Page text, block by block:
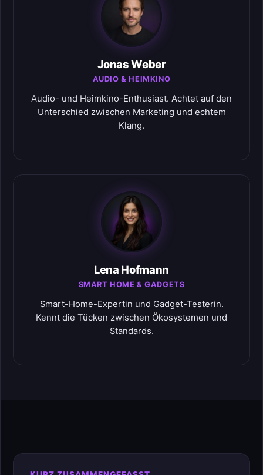
Jonas Weber
AUDIO & HEIMKINO
Audio- und Heimkino-Enthusiast. Achtet auf den
Unterschied zwischen Marketing und echtem
Klang.
Lena Hofmann
SMART HOME & GADGETS
Smart-Home-Expertin und Gadget-Testerin.
Kennt die Tücken zwischen Ökosystemen und
Standards.